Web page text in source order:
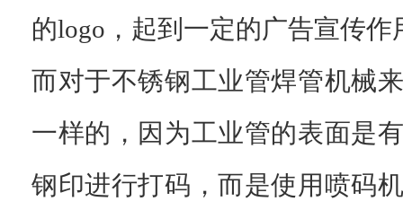
的logo，起到一定的广告宣传作
而对于不锈钢工业管焊管机械
一样的，因为工业管的表面是
钢印进行打码，而是使用喷码